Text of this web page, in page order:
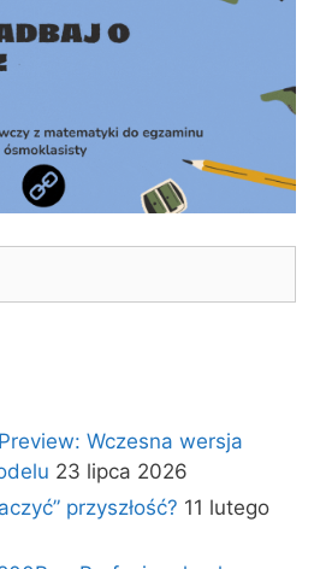
Wczesna wersja
23 lipca 2026
przyszłość? 11 lutego